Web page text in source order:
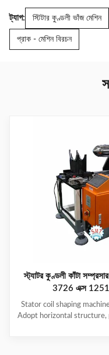
ট্যাগ: স্টিটার কুণ্ডলী ভাঁজ মেশিন
প্রাক - মেশিন বিরচন
স্ট্যাটর কুণ্ডলী কাঁটা
3726 এক্স 1251
Stator coil shaping
Adopt horizontal structure,
expanding blades is